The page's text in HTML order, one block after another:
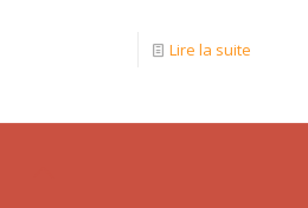
Lire la suite